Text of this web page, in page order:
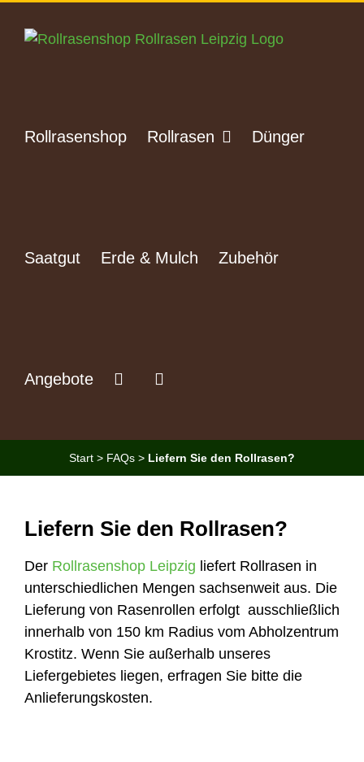
Inhalt
Rollrasenshop Rollrasen Dünger
Saatgut Erde & Mulch Zubehör
Angebote
Start > FAQs > Liefern Sie den Rollrasen?
Liefern Sie den Rollrasen?
Der Rollrasenshop Leipzig liefert Rollrasen in
unterschiedlichen Mengen sachsenweit aus. Die
Lieferung von Rasenrollen erfolgt ausschließlich
innerhalb von 150 km Radius vom Abholzentrum
Krostitz. Wenn Sie außerhalb unseres
Liefergebietes liegen, erfragen Sie bitte die
Anlieferungskosten.